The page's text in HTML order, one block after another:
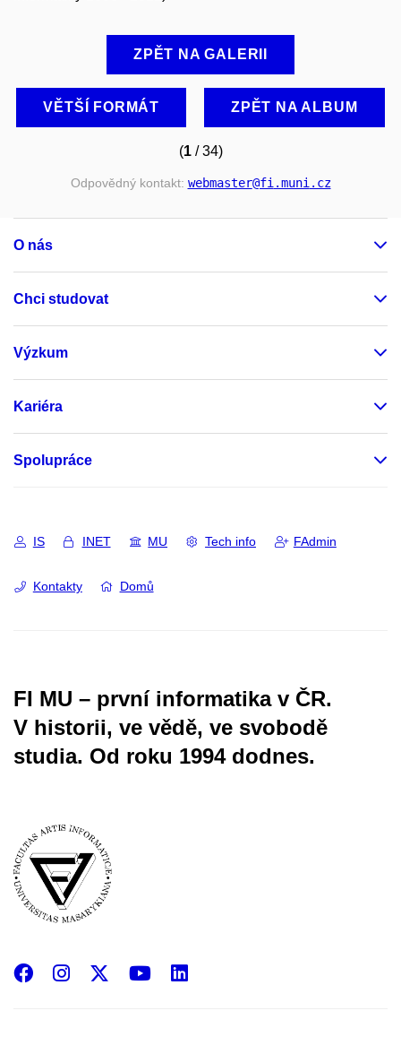
ZPĚT NA GALERII
VĚTŠÍ FORMÁT ZPĚT NA ALBUM
(1/ 34)
Odpovědný kontakt: webmaster@fi .muni .cz
O nás
Chci studovat
Výzkum
Kariéra
Spolupráce
IS INET MU Tech info FAdmin
Kontakty Domů
FI MU – první informatika v ČR.
V historii, ve vědě, ve svobodě
studia. Od roku 1994 dodnes.
Facebook
InstagramYouTube